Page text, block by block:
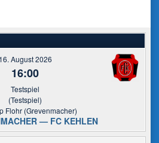
16. August 2026
16:00
Testspiel
(Testspiel)
Flohr (Grevenmacher)
— FC KEHLEN